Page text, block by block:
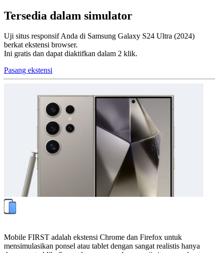
Tersedia dalam simulator
Uji situs responsif Anda di Samsung Galaxy S24 Ultra (2024)
berkat ekstensi browser.
Ini gratis dan dapat diaktifkan dalam 2 klik.
Pasang ekstensi
Mobile FIRST adalah ekstensi Chrome dan Firefox untuk
mensimulasikan ponsel atau tablet dengan sangat realistis hanya